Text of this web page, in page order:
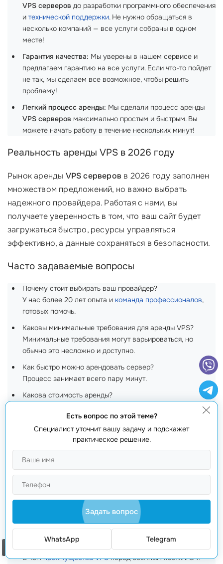
VPS серверов до разработки программного обеспечения
и технической поддержки. Не нужно обращаться в
несколько компаний — все услуги собраны в одном
месте!
Гарантия качества: Мы уверены в нашем сервисе и
предлагаем гарантию на все услуги. Если что-то пойдет
не так, мы сделаем все возможное, чтобы решить
проблему!
Легкий процесс аренды: Мы сделали процесс аренды
VPS серверов максимально простым и быстрым. Вы
можете начать работу в течение нескольких минут!
Реальность аренды VPS в 2026 году
Рынок аренды VPS серверов в 2026 году заполнен
множеством предложений, но важно выбрать
надежного провайдера. Работая с нами, вы
получаете уверенность в том, что ваш сайт будет
загружаться быстро, ресурсы управляться
эффективно, а данные сохраняться в безопасности.
Часто задаваемые вопросы
Почему стоит выбирать ваш провайдер?
У нас более 20 лет опыта и команда профессионалов,
готовых помочь.
Каковы минимальные требования для аренды VPS?
Минимальные требования могут варьироваться, но
обычно это несложно и доступно.
Как быстро можно арендовать сервер?
Процесс занимает всего пару минут.
Какова стоимость аренды?
Что делать, если возникнут проблемы с сервером?
Просто позвоните нам, и мы поможем вам!
Как обеспечитьбезопасность данных?
Мы предоставляем дополнительные уровни защиты и
шифрования.
Можно ли модернизировать сервер?
Да, вы можете легко изменить конфигурацию в любое
Сколько времени занимает техподдержка?
Мы предоставляем поддержку 24/7 для всех клиентов.
В чемпреимущества VPSперед обычным хостингом?
Есть вопрос по этой теме?
Специалист уточнит вашу задачу и подскажет
практическое решение.
Задать вопрос
WhatsApp Telegram
Заказать звонок